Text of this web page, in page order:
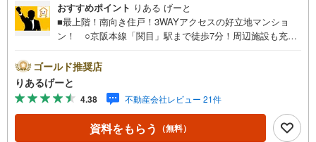
おすすめポイント りある げーと
■最上階！南向き住戸！3WAYアクセスの好立地マンショ
ン！ ○京阪本線「関目」駅まで徒歩7分！周辺施設も充実
学が安心！公園も近くにありますよ。■物件検討中のお客さ
ま！ちょっと見学してみたいだけなどでも内覧可能です！
売主さまの都合等で見学ができない場合がございます。お
気軽に「りあるげーと」までお問合わせ下さい！■「りある
げーと」が選ばれるポイント！■年中休まず営業中！いつで
も対応致します！・営業時間:9:00～21:00上記の時間帯
ゴールド推奨店
りあるげーと
4.38 不動産会社レビュー 21件
資料をもらう （無料）